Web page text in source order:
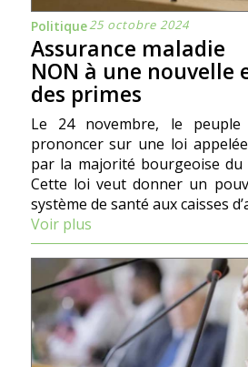
Politique25 octobre 2024
Assurance maladie
NON à une nouvelle
des primes
Le 24 novembre, le
prononcer sur une loi appelée
par la majorité bourgeoise du
Cette loi veut donner un
système de santé aux caisses
Voir plus